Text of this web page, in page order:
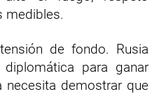
medibles.
de fondo. Rusia
para ganar
necesita demostrar que